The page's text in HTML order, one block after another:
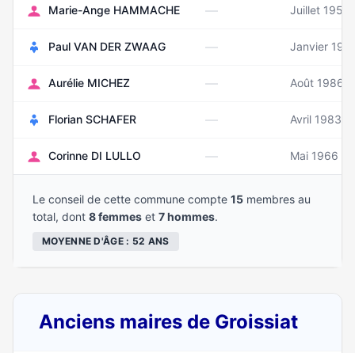
Marie-Ange HAMMACHE — Juillet 1954
Paul VAN DER ZWAAG — Janvier
Aurélie MICHEZ — Août 1986
Florian SCHAFER — Avril 1983
Corinne DI LULLO — Mai 1966
Le conseil de cette commune compte 15 membres au
total, dont 8 femmes et 7 hommes.
MOYENNE D'ÂGE : 52 ANS
Anciens maires de Groissiat